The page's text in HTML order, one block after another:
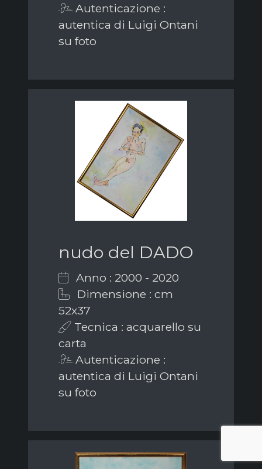
Autenticazione :
autentica di Luigi Ontani
su foto
nudo del DADO
Anno : 2000 - 2020
Dimensione : cm
52x37
Tecnica : acquarello su
carta
Autenticazione :
autentica di Luigi Ontani
su foto